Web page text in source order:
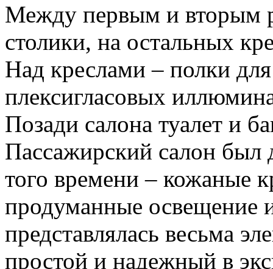
Между первым и вторым
столики, на остальных
Над креслами – полки
плексигласовых
Позади салона туалет и
Пассажирский салон был
того времени – кожаные
продуманные освещение
представлялась весьма
простой и надежный в